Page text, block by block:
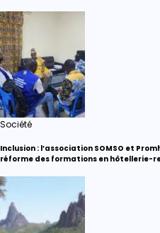
Société
Inclusion : l’association SOMSO et
réforme des formations en hôtellerie-